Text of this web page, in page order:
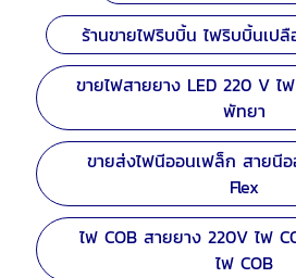
ร้านขายไฟริบบิ้น ไฟริบบิ้นเป
ขายไฟสายยาง LED 220 V ไ
พัทยา
ขายส่งไฟนีออนเฟล็ก สายนี
Flex
ไฟ COB สายยาง 220V ไฟ
ไฟ COB